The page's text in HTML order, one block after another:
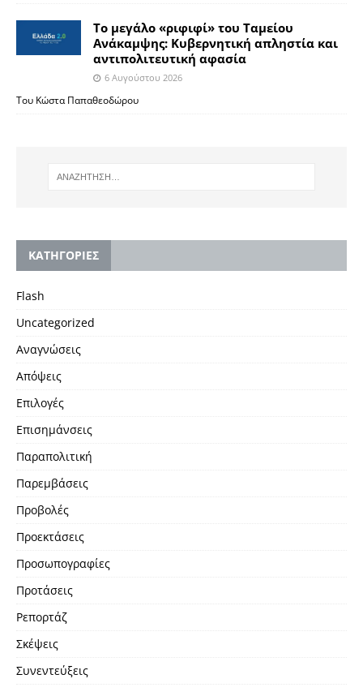
Το μεγάλο «ριφιφί» του Ταμείου
Ανάκαμψης: Κυβερνητική απληστία και
αντιπολιτευτική αφασία
6 Αυγούστου 2026
Του Κώστα Παπαθεοδώρου
KΑΤΗΓΟΡΙΕΣ
Flash
Uncategorized
Αναγνώσεις
Απόψεις
Επιλογές
Επισημάνσεις
Παραπολιτική
Παρεμβάσεις
Προβολές
Προεκτάσεις
Προσωπογραφίες
Προτάσεις
Ρεπορτάζ
Σκέψεις
Συνεντεύξεις